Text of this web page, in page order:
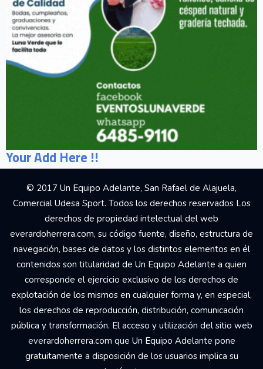
Your Add Here !!
© 2017 Un Equipo Adelante, San Rafael de Alajuela,
Comercial Udesa Sport. Todos los derechos reservados Los
derechos de propiedad intelectual del web
everardoherrera.com, su código fuente, diseño, estructura de
navegación, bases de datos y los distintos elementos en él
contenidos son titularidad de Un Equipo Adelante a quien
corresponde el ejercicio exclusivo de los derechos de
explotación de los mismos en cualquier forma y, en especial,
los derechos de reproducción, distribución, comunicación
pública y transformación. El acceso y utilización del sitio web
everardoherrera.com que Un Equipo Adelante pone
gratuitamente a disposición de los usuarios implica su